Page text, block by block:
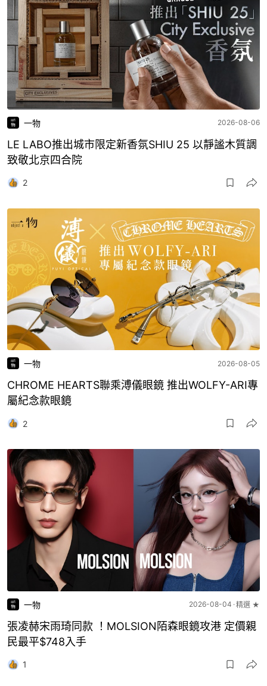
一物 2026-08-06
LE LABO推出城市限定新香氛SHIU 25 以靜謐木質調
致敬北京四合院
2
一物 2026-08-05
CHROME HEARTS聯乘溥儀眼鏡 推出WOLFY-ARI專
屬紀念款眼鏡
2
一物 2026-08-04 精選 ★
張凌赫宋雨琦同款 ！MOLSION陌森眼鏡攻港 定價親
民最平$748入手
1